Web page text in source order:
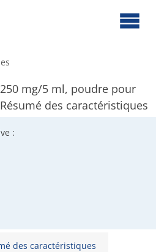
250 mg/5 ml, poudre pour
des caractéristiques
:
des caractéristiques